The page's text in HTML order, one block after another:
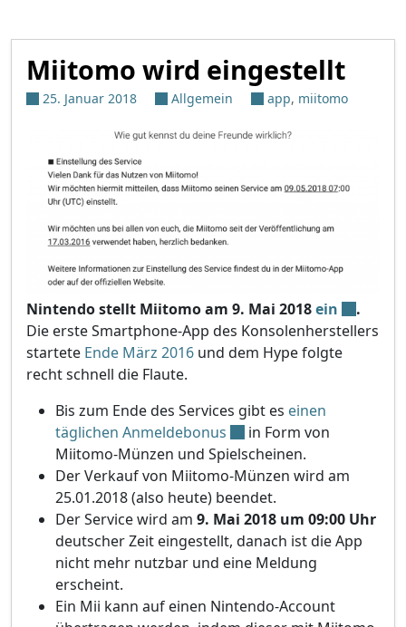
Miitomo wird eingestellt
25. Januar 2018 Allgemein app, miitomo
Nintendo stellt Miitomo am 9. Mai 2018ein
.
Die erste Smartphone-App des Konsolenherstellers
startete Ende März 2016 und dem Hype folgte
recht schnell die Flaute.
Bis zum Ende des Services gibt es einen
täglichen Anmeldebonus
in Form von
Miitomo-Münzen und Spielscheinen.
Der Verkauf von Miitomo-Münzen wird am
25.01.2018 (also heute) beendet.
Der Service wird am 9. Mai 2018 um 09:00 Uhr
deutscher Zeit eingestellt, danach ist die App
nicht mehr nutzbar und eine Meldung
erscheint.
Ein Mii kann auf einen Nintendo-Account